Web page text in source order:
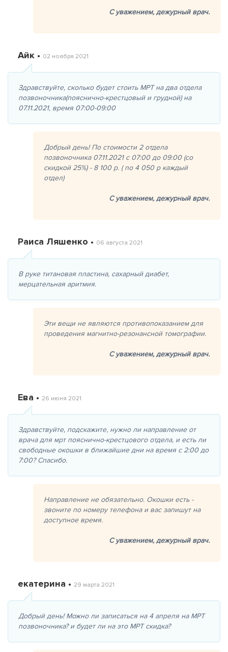
С уважением, дежурный врач.
Айк • 02 ноября 2021
Здравствуйте, сколько будет стоить МРТ на два отдела
позвоночника(пояснично-крестцовый и грудной) на
07.11.2021, время 07:00-09:00
Добрый день! По стоимости 2 отдела
позвоночника 07.11.2021 с 07:00 до 09:00 (со
скидкой 25%) - 8 100 р. ( по 4 050 р каждый
отдел)
С уважением, дежурный врач.
Раиса Ляшенко • 06 августа 2021
В руке титановая пластина, сахарный диабет,
мерцательная аритмия.
Эти вещи не являются противопоказанием для
проведения магнитно-резонансной томографии.
С уважением, дежурный врач.
Ева • 26 июня 2021
Здравствуйте, подскажите, нужно ли направление от
врача для мрт пояснично-крестцового отдела, и есть ли
свободные окошки в ближайшие дни на время с 2:00 до
7:00? Спасибо.
Направление не обязательно. Окошки есть -
звоните по номеру телефона и вас запишут на
доступное время.
С уважением, дежурный врач.
екатерина • 29 марта 2021
Добрый день! Можно ли записаться на 4 апреля на МРТ
позвоночника? и будет ли на это МРТ скидка?